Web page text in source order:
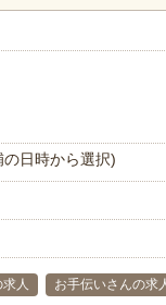
日時から選択)
人 お手伝いさんの求